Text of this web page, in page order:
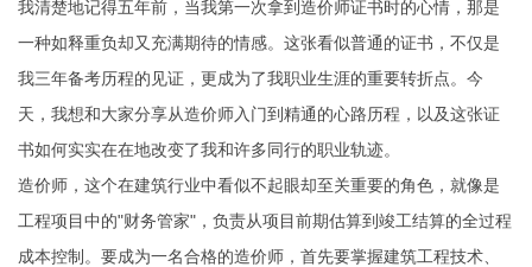
我清楚地记得五年前，当我第一次拿到造价师证书时的心情，那是
一种如释重负却又充满期待的情感。这张看似普通的证书，不仅是
我三年备考历程的见证，更成为了我职业生涯的重要转折点。今
天，我想和大家分享从造价师入门到精通的心路历程，以及这张证
书如何实实在在地改变了我和许多同行的职业轨迹。
造价师，这个在建筑行业中看似不起眼却至关重要的角色，就像是
工程项目中的"财务管家"，负责从项目前期估算到竣工结算的全过程
成本控制。要成为一名合格的造价师，首先要掌握建筑工程技术、